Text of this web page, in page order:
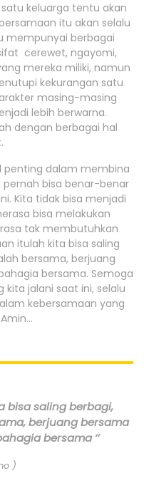
keluarga tentu akan
itu akan selalu
mempunyai berbagai
cerewet, ngayomi,
mereka miliki, namun
kekurangan satu
masing-masing
lebih berwarna.
dengan berbagai hal
penting dalam membina
pernah bisa benar-benar
Kita tidak bisa menjadi
bisa melakukan
tak membutuhkan
itulah kita bisa saling
bersama, berjuang
bersama. Semoga
jalani saat ini, selalu
kebersamaan yang
bisa saling berbagi,
berjuang bersama
bersama ‘’
)